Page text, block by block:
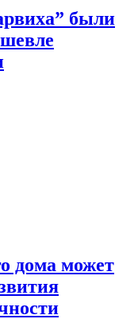
были
дома может